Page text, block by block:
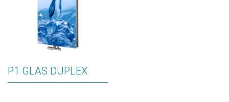
P1 GLAS DUPLEX